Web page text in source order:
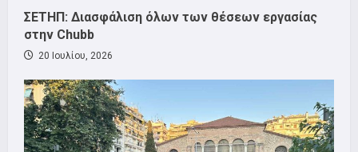
ΣΕΤΗΠ: Διασφάλιση όλων των θέσεων εργασίας
στην Chubb
20 Ιουλίου, 2026